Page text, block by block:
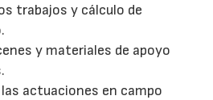
trabajos y cálculo de
y materiales de apoyo
actuaciones en campo